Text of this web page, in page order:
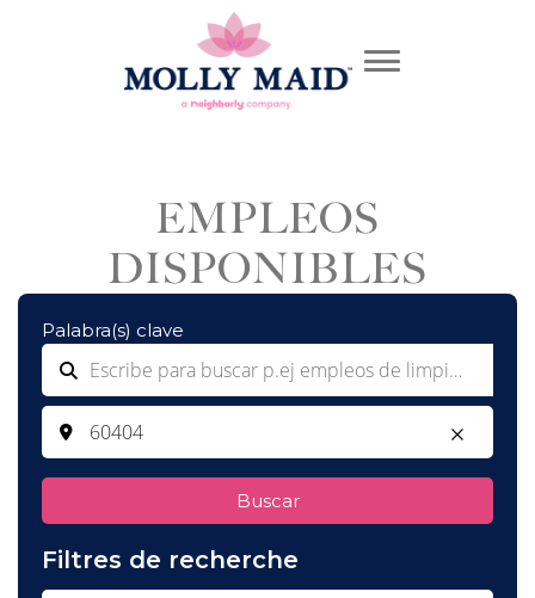
EMPLEOS
DISPONIBLES
Palabra(s) clave
Buscar
Filtres de recherche